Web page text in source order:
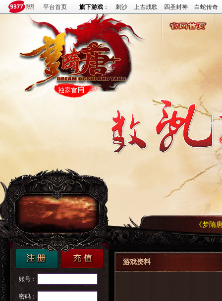
平台首页 旗下游戏 ： 刺沙 上古战歌 四圣封神 白蛇传奇
账号：
密码：
《梦隋
游戏资料